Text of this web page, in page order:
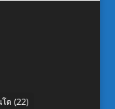
ด (22)